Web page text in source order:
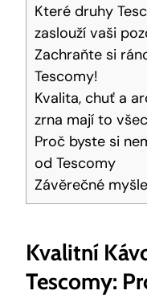
Které druhy
zaslouží vaši
Zachraňte si
Tescomy!
Kvalita, chuť a
zrna mají to
Proč byste si
od Tescomy
Závěrečné
Kvalitní
Tescomy: